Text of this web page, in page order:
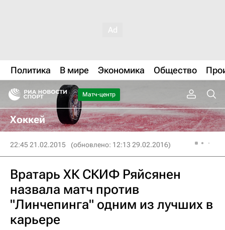
Политика В мире Экономика Общество
Матч-центр
Хоккей
22:45 21.02.2015 (обновлено: 12:13 29.02.2016)
Вратарь ХК СКИФ Ряйсянен
назвала матч против
"Линчепинга" одним из лучших в
карьере